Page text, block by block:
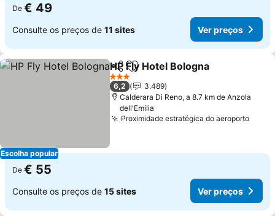
De € 49
Consulte os preços de 11 sites Ver preços
Escolha popular
PartilharAdicionar aos favoritos
HP Fly Hotel Bologna
3 Estrelas
6,2
3.489
Calderara Di Reno, a 8.7 km de Anzola
dell'Emilia
Proximidade estratégica do aeroporto
De € 55
Consulte os preços de 15 sites Ver preços